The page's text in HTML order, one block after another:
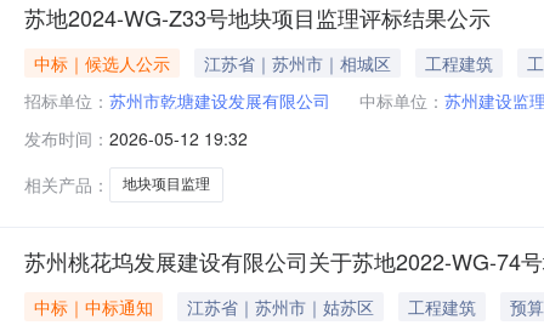
苏地2024-WG-Z33号地块项目监理评标结果公示
中标｜候选人公示 江苏省｜苏州市｜相城区 工程建筑
招标单位： 苏州市乾塘建设发展有限公司 中标单位： 苏州建设监
发布时间： 2026-05-12 19:32
相关产品：
地块项目监理
苏州桃花坞发展建设有限公司关于苏地2022-WG-74
中标｜中标通知 江苏省｜苏州市｜姑苏区 工程建筑
预